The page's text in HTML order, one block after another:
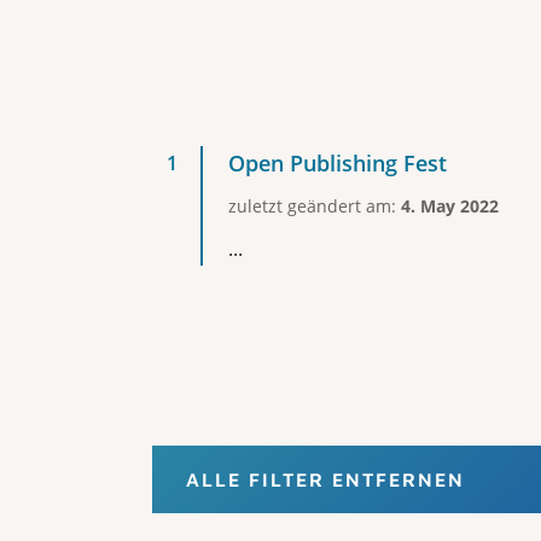
Open Publishing Fest
zuletzt geändert am: 4. May 2022
...
ALLE FILTER ENTFERNEN